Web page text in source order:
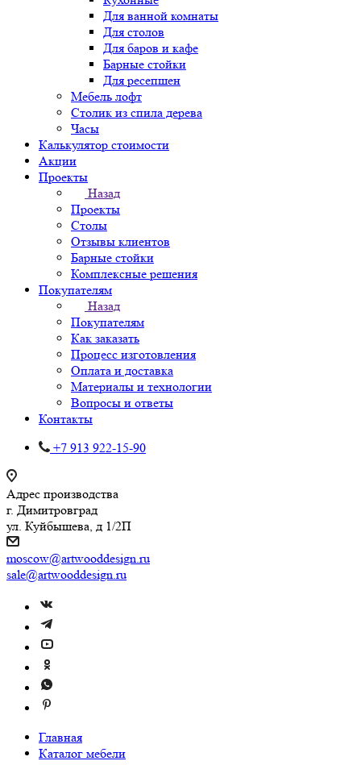
Для ванной комнаты
Для столов
Для баров и кафе
Барные стойки
Для ресепшен
Мебель лофт
Столик из спила дерева
Часы
Калькулятор стоимости
Акции
Проекты
Назад
Проекты
Столы
Отзывы клиентов
Барные стойки
Комплексные решения
Покупателям
Назад
Покупателям
Как заказать
Процесс изготовления
Оплата и доставка
Материалы и технологии
Вопросы и ответы
Контакты
+7 913 922-15-90
Адрес производства
г. Димитровград
ул. Куйбышева, д 1/2П
moscow@artwooddesign.ru
sale@artwooddesign.ru
Главная
Каталог мебели